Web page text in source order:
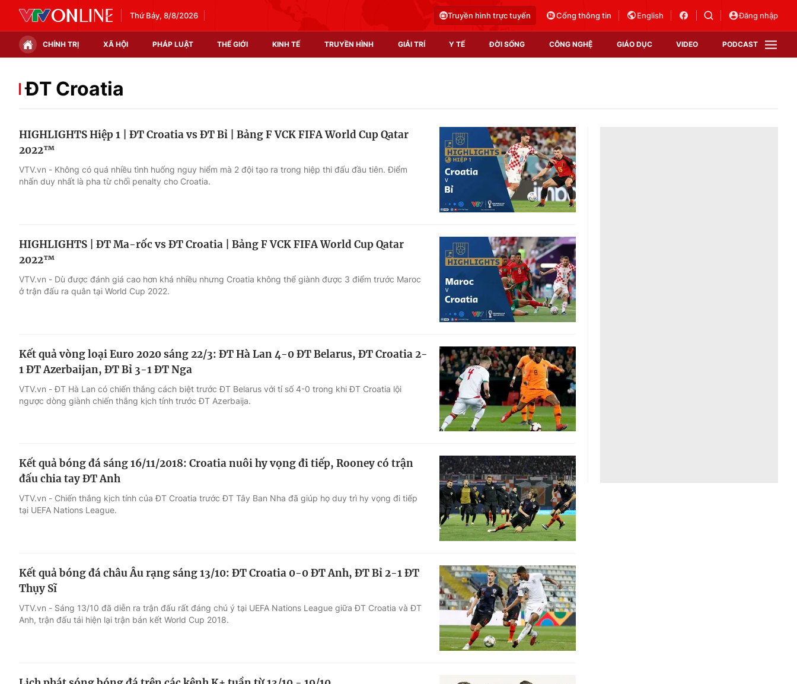
Thứ Bảy, 8/8/2026 Truyền hình trực tuyến Cổng thông tin English Đăng nhập
CHÍNH TRỊ XÃ HỘI PHÁP LUẬT THẾ GIỚI KINH TẾ TRUYỀN HÌNH GIẢI TRÍ Y TẾ ĐỜI SỐNG CÔNG NGHỆ GIÁO DỤC VIDEO PODCAST
Chính trị
Tin tức
Thế giới đó đây
Câu chuyện quốc tế
Thị trường
Hậu trường
Video
Shorts video
Podcast
EMagazine
Photo
Infographic
Góc ảnh
Điện ảnh
Âm nhạc
Sao
Du lịch
Làm đẹp
Chất lượng cuộc sống
Tuyển sinh
Công nghệ
Hitech Công nghệ tương lai
Sản phẩm
Thị trường
Tư vấn
VTV Sức khoẻ
ĐT Croatia
HIGHLIGHTS Hiệp 1 | ĐT Croatia vs ĐT Bỉ | Bảng F VCK FIFA World Cup Qatar
2022™
VTV.vn - Không có quá nhiều tình huống nguy hiểm mà 2 đội tạo ra trong hiệp thi đấu đầu tiên. Điểm
nhấn duy nhất là pha từ chối penalty cho Croatia.
HIGHLIGHTS | ĐT Ma-rốc vs ĐT Croatia | Bảng F VCK FIFA World Cup Qatar
2022™
VTV.vn - Dù được đánh giá cao hơn khá nhiều nhưng Croatia không thể giành được 3 điểm trước Maroc
ở trận đấu ra quân tại World Cup 2022.
Kết quả vòng loại Euro 2020 sáng 22/3: ĐT Hà Lan 4-0 ĐT Belarus, ĐT Croatia 2-
1 ĐT Azerbaijan, ĐT Bỉ 3-1 ĐT Nga
VTV.vn - ĐT Hà Lan có chiến thắng cách biệt trước ĐT Belarus với tỉ số 4-0 trong khi ĐT Croatia lội
ngược dòng giành chiến thắng kịch tính trước ĐT Azerbaija.
Kết quả bóng đá sáng 16/11/2018: Croatia nuôi hy vọng đi tiếp, Rooney có trận
đấu chia tay ĐT Anh
VTV.vn - Chiến thắng kịch tính của ĐT Croatia trước ĐT Tây Ban Nha đã giúp họ duy trì hy vọng đi tiếp
tại UEFA Nations League.
Kết quả bóng đá châu Âu rạng sáng 13/10: ĐT Croatia 0-0 ĐT Anh, ĐT Bỉ 2-1 ĐT
Thụy Sĩ
VTV.vn - Sáng 13/10 đã diễn ra trận đấu rất đáng chú ý tại UEFA Nations League giữa ĐT Croatia và ĐT
Anh, trận đấu tái hiện lại trận bán kết World Cup 2018.